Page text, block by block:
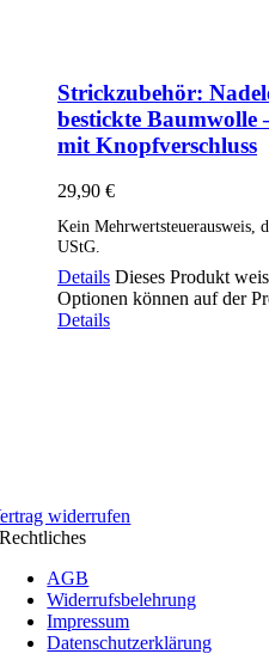
Strickzubehör:
bestickte
mit Knopfverschluss
29,90 €
Kein Mehrwertsteuerausweis,
UStG.
Details Dieses Produkt
Optionen können auf der
Details
widerrufen
Rechtliches
AGB
Widerrufsbelehrung
Impressum
Datenschutzerklärung